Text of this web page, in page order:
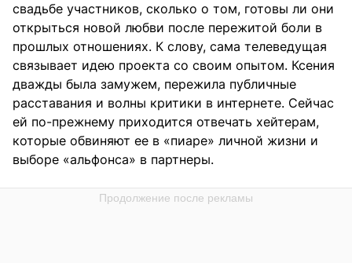
свадьбе участников, сколько о том, готовы ли они
открыться новой любви после пережитой боли в
прошлых отношениях. К слову, сама телеведущая
связывает идею проекта со своим опытом. Ксения
дважды была замужем, пережила публичные
расставания и волны критики в интернете. Сейчас
ей по-прежнему приходится отвечать хейтерам,
которые обвиняют ее в «пиаре» личной жизни и
выборе «альфонса» в партнеры.